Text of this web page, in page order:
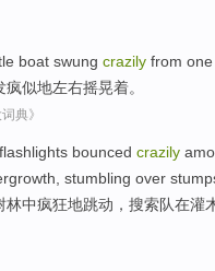
boat swung crazily from
疯似地左右摇晃着。
典》
flashlights bounced crazily
stumbling over
林中疯狂地跳动 ， 搜索队在灌